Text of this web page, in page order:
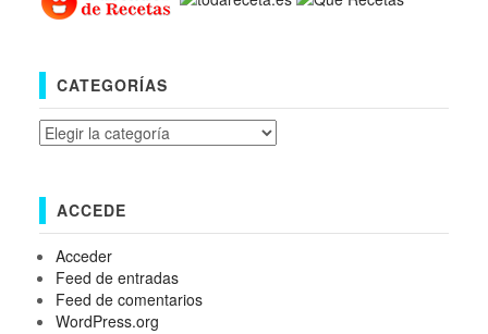
CATEGORÍAS
Categorías
ACCEDE
Acceder
Feed de entradas
Feed de comentarios
WordPress.org